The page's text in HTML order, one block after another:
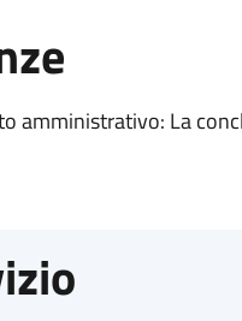
amministrativo: La